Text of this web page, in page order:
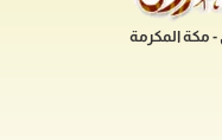
- مكة المكرمة